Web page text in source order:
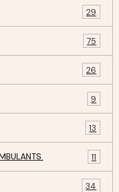
29
75
26
9
13
11
34